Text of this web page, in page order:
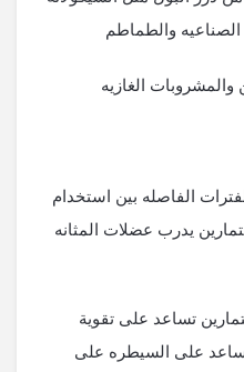
الصناعيه والطماطم
الغازيه
الفاصله بين استخدام
…هذا التمارين يدرب عضلات المثانه
تساعد على تقوية
على السيطره على